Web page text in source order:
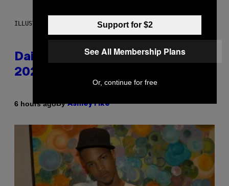
ILLUSTRATION BY REESA.
Daily Horoscope: August 10,
2026
6 hours agoByAshley Fike
Support for $2
See All Membership Plans
Or, continue for free